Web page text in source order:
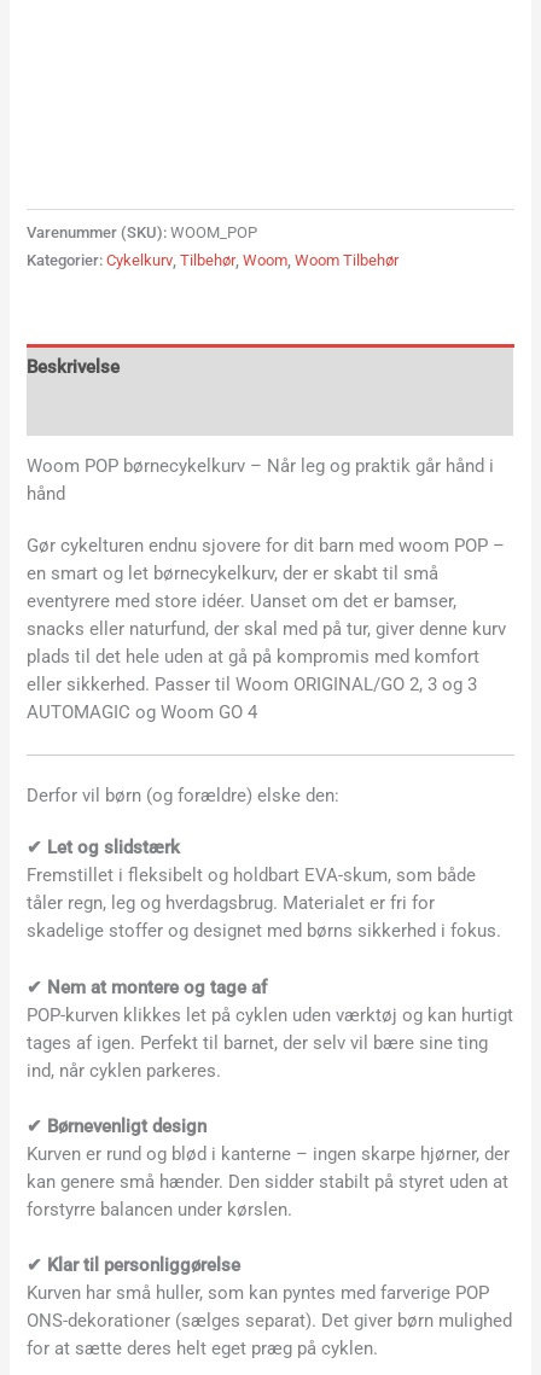
Varenummer (SKU):WOOM_POP
Kategorier:Cykelkurv,Tilbehør,Woom,Woom Tilbehør
Beskrivelse
Woom POP børnecykelkurv – Når leg og praktik går hånd i
hånd
Gør cykelturen endnu sjovere for dit barn med woom POP –
en smart og let børnecykelkurv, der er skabt til små
eventyrere med store idéer. Uanset om det er bamser,
snacks eller naturfund, der skal med på tur, giver denne kurv
plads til det hele uden at gå på kompromis med komfort
eller sikkerhed. Passer til Woom ORIGINAL/GO 2, 3 og 3
AUTOMAGIC og Woom GO 4
Derfor vil børn (og forældre) elske den:
✔ Let og slidstærk
Fremstillet i fleksibelt og holdbart EVA-skum, som både
tåler regn, leg og hverdagsbrug. Materialet er fri for
skadelige stoffer og designet med børns sikkerhed i fokus.
✔ Nem at montere og tage af
POP-kurven klikkes let på cyklen uden værktøj og kan hurtigt
tages af igen. Perfekt til barnet, der selv vil bære sine ting
ind, når cyklen parkeres.
✔ Børnevenligt design
Kurven er rund og blød i kanterne – ingen skarpe hjørner, der
kan genere små hænder. Den sidder stabilt på styret uden at
forstyrre balancen under kørslen.
✔ Klar til personliggørelse
Kurven har små huller, som kan pyntes med farverige POP
ONS-dekorationer (sælges separat). Det giver børn mulighed
for at sætte deres helt eget præg på cyklen.